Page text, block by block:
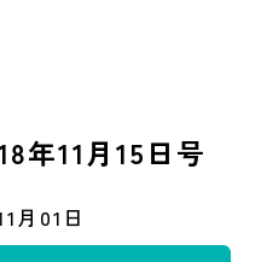
年11月15日号
月01日